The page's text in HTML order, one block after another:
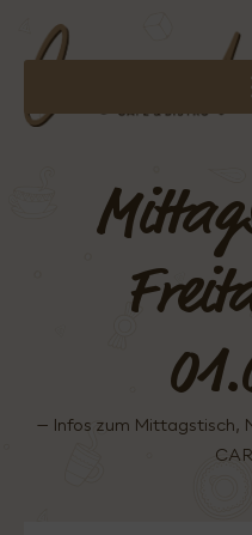
– Infos zum Mittagstisch,